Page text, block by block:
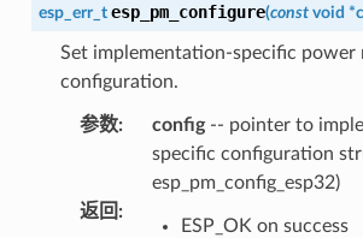
esp_err_t esp_pm_configure(const void *
Set implementation-specific power
configuration.
参数: config-- pointer to
specific configuration
esp_pm_config_esp32)
返回 :
ESP_OK on success